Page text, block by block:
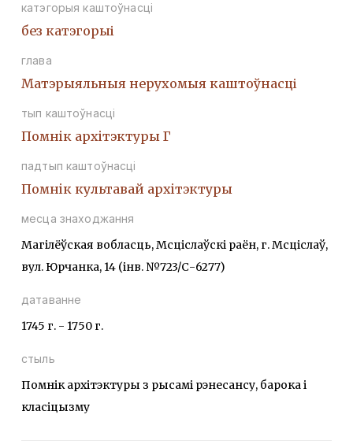
катэгорыя каштоўнасці
без катэгорыі
глава
Матэрыяльныя нерухомыя каштоўнасці
тып каштоўнасці
Помнiк архiтэктуры Г
падтып каштоўнасці
Помнiк культавай архiтэктуры
месца знаходжання
Магілёўская вобласць, Мсціслаўскі раён, г. Мсціслаў,
вул. Юрчанка, 14 (інв. №723/С-6277)
датаванне
1745 г. - 1750 г.
стыль
Помнік архітэктуры з рысамі рэнесансу, барока і
класіцызму